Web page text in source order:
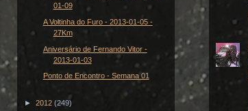
01-09
A Voltinha do Furo - 2013-01-05 -
27Km
Aniversário de Fernando Vitor -
2013-01-03
Ponto de Encontro - Semana 01
► 2012 (249)